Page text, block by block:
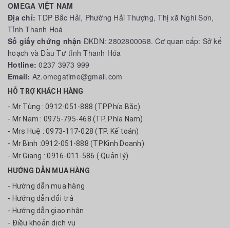
OMEGA VIỆT NAM
Địa chỉ:TDP Bắc Hải, Phường Hải Thượng, Thị xã Nghi Sơn,
Tỉnh Thanh Hoá
Số giấy chứng nhận ĐKDN: 2802800068. Cơ quan cấp: Sở kế
hoạch và Đầu Tư tỉnh Thanh Hóa
Hotline:0237 3973 999
Email: Az.omegatime@gmail.com
HỖ TRỢ KHÁCH HÀNG
- Mr Tùng : 0912-051-888 (TP.Phía Bắc)
- Mr Nam : 0975-795-468 (TP. Phía Nam)
- Mrs Huệ : 0973-117-028 (TP. Kế toán)
- Mr Bình :0912-051-888 (TP.Kinh Doanh)
- Mr Giang : 0916-011-586 ( Quản lý)
HƯỚNG DẪN MUA HÀNG
- Hướng dẫn mua hàng
- Hướng dẫn đổi trả
- Hướng dẫn giao nhận
- Điều khoản dịch vụ